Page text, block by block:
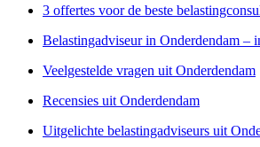
3 offertes voor de beste
Belastingadviseur in Onderdendam –
Veelgestelde vragen uit Onderdendam
Recensies uit Onderdendam
Uitgelichte belastingadviseurs uit